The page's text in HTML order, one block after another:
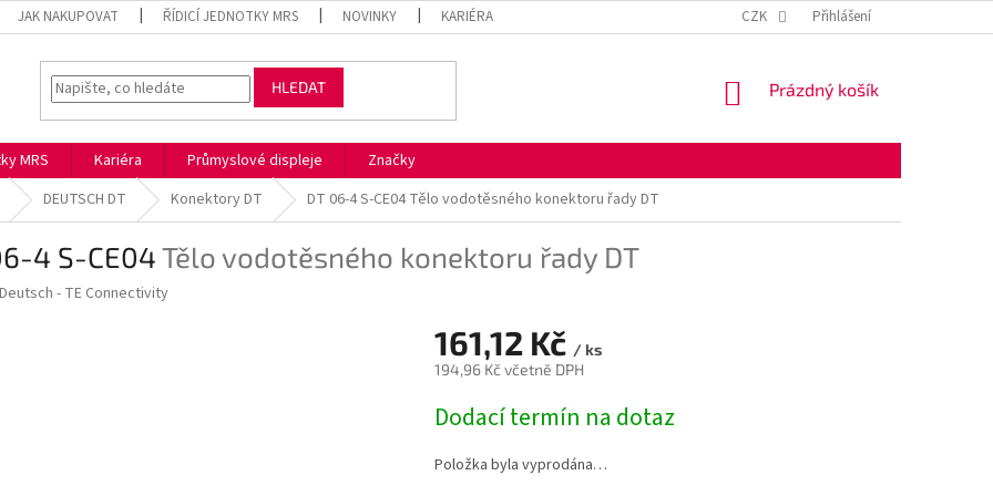
JAK NAKUPOVAT ŘÍDICÍ JEDNOTKY MRS NOVINKY KARIÉRA OBCHODNÍ PODMÍNKY
CZK Přihlášení
HLEDAT
NÁKUPNÍ
Prázdný košík
MRS Kariéra Průmyslové displeje
Značky
DEUTSCH DT Konektory DT DT 06-4 S-CE04Tělo vodotěsného konektoru řady DT
4 S-CE04Tělo vodotěsného konektoru řady DT
Deutsch - TE Connectivity
161,12 Kč / ks
194,96 Kč včetně DPH
cena:
Dodací termín na dotaz
Položka byla vyprodána…